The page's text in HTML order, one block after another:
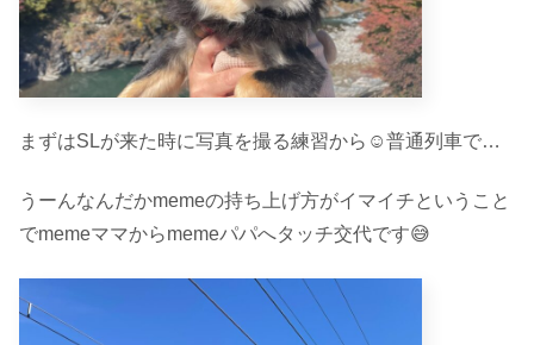
まずはSLが来た時に写真を撮る練習から☺︎普通列車で…
うーんなんだかmemeの持ち上げ方がイマイチということ
でmemeママからmemeパパへタッチ交代です😅